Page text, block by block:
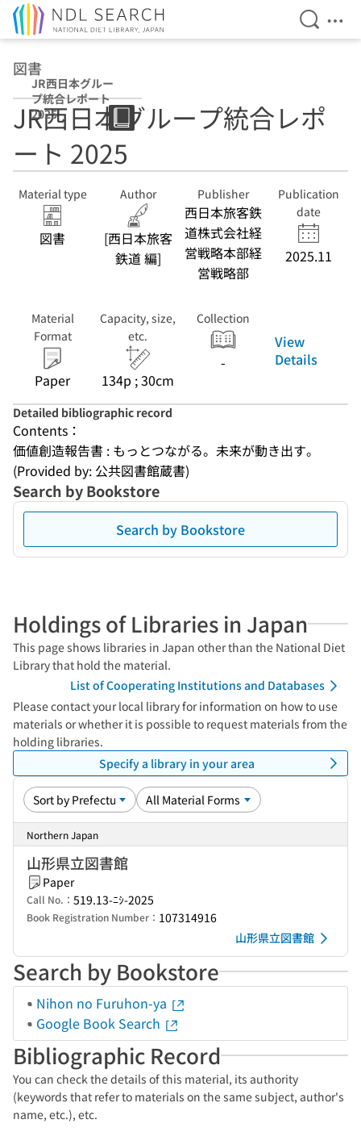
Open
図書
JR西日本グルー
プ統合レポート
2025
JR西日本グループ統合レポ
ート 2025
Material type
図書
Author
[西日本旅客
鉄道 編]
Publisher
西日本旅客鉄
道株式会社経
営戦略本部経
営戦略部
Publication
date
2025.11
Material
Format
Paper
Capacity, size,
etc.
134p ; 30cm
Collection
-
View
Details
Detailed bibliographic record
Contents：
価値創造報告書 : もっとつながる。未来が動き出す。
(Provided by: 公共図書館蔵書)
Search by Bookstore
Search by Bookstore
Holdings of Libraries in Japan
This page shows libraries in Japan other than the National Diet
Library that hold the material.
List of Cooperating Institutions and Databases
Please contact your local library for information on how to use
materials or whether it is possible to request materials from the
holding libraries.
Specify a library in your area
Northern Japan
山形県立図書館
Paper
Call No.： 519.13-ﾆｼ-2025
Book Registration Number： 107314916
山形県立図書館
Search by Bookstore
Nihon no Furuhon-ya
Google Book Search
Bibliographic Record
You can check the details of this material, its authority
(keywords that refer to materials on the same subject, author's
name, etc.), etc.